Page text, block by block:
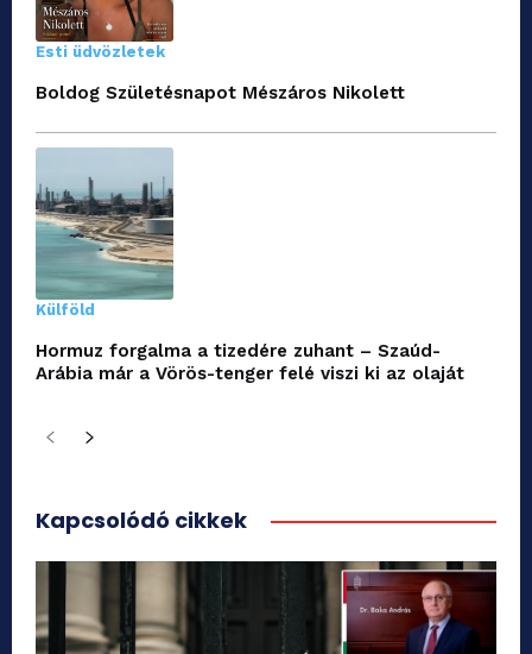
Esti üdvözletek
Boldog Születésnapot Mészáros Nikolett
Külföld
Hormuz forgalma a tizedére zuhant – Szaúd-
Arábia már a Vörös-tenger felé viszi ki az olaját
Kapcsolódó cikkek